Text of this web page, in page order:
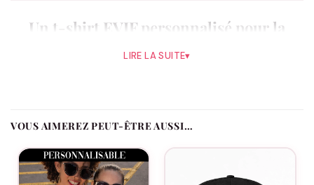
Un t-shirt EVJF personnalisé pour la
team
et le rôle de chaque participante : La Mariée, La Team ou Le
Comment se distingue ce modèle ?
LIRE LA SUITE▾
VOUS AIMEREZ PEUT-ÊTRE AUSSI…